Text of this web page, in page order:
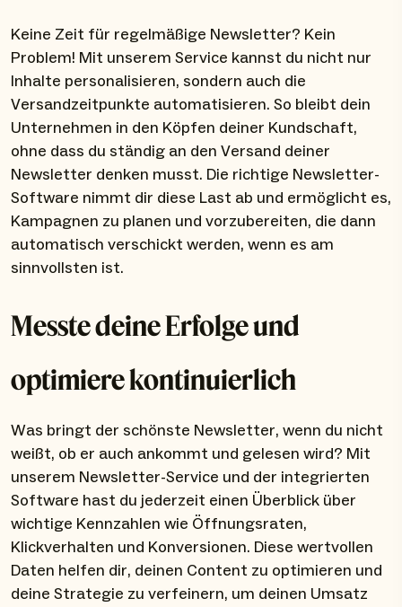
Keine Zeit für regelmäßige Newsletter? Kein
Problem! Mit unserem Service kannst du nicht nur
Inhalte personalisieren, sondern auch die
Versandzeitpunkte automatisieren. So bleibt dein
Unternehmen in den Köpfen deiner Kundschaft,
ohne dass du ständig an den Versand deiner
Newsletter denken musst. Die richtige Newsletter-
Software nimmt dir diese Last ab und ermöglicht es,
Kampagnen zu planen und vorzubereiten, die dann
automatisch verschickt werden, wenn es am
sinnvollsten ist.
Messte deine Erfolge und
optimiere kontinuierlich
Was bringt der schönste Newsletter, wenn du nicht
weißt, ob er auch ankommt und gelesen wird? Mit
unserem Newsletter-Service und der integrierten
Software hast du jederzeit einen Überblick über
wichtige Kennzahlen wie Öffnungsraten,
Klickverhalten und Konversionen. Diese wertvollen
Daten helfen dir, deinen Content zu optimieren und
deine Strategie zu verfeinern, um deinen Umsatz